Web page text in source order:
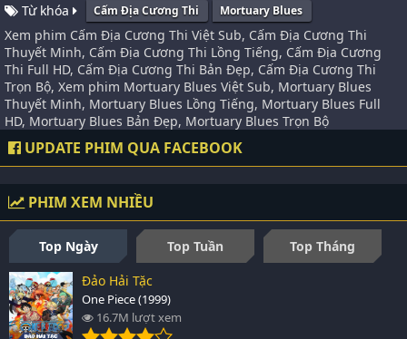
Từ khóa Cấm Địa Cương Thi Mortuary Blues
Xem phim Cấm Địa Cương Thi Việt Sub, Cấm Địa Cương Thi
Thuyết Minh, Cấm Địa Cương Thi Lồng Tiếng, Cấm Địa Cương
Thi Full HD, Cấm Địa Cương Thi Bản Đẹp, Cấm Địa Cương Thi
Trọn Bộ, Xem phim Mortuary Blues Việt Sub, Mortuary Blues
Thuyết Minh, Mortuary Blues Lồng Tiếng, Mortuary Blues Full
HD, Mortuary Blues Bản Đẹp, Mortuary Blues Trọn Bộ
UPDATE PHIM QUA FACEBOOK
PHIM XEM NHIỀU
Top Ngày Top Tuần
Top Tháng
Đảo Hải Tặc
One Piece (1999)
16.7M lượt xem